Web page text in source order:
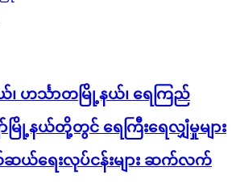
၊ ဟင်္သာတမြို့နယ်၊ ရေကြည်
မြို့နယ်တို့တွင် ရေကြီးရေလျှံမှုများ
ယ်ရေးလုပ်ငန်းများ ဆက်လက်